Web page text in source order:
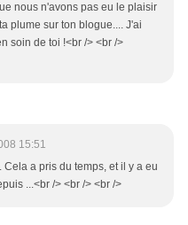
nous n'avons pas eu le plaisir
plume sur ton blogue.... J'ai
soin de toi !<br /> <br />
15:51
Cela a pris du temps, et il y a eu
...<br /> <br /> <br />